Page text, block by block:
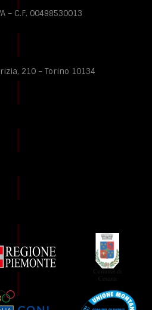
– C.F. 00498530013
210 – Torino 10134